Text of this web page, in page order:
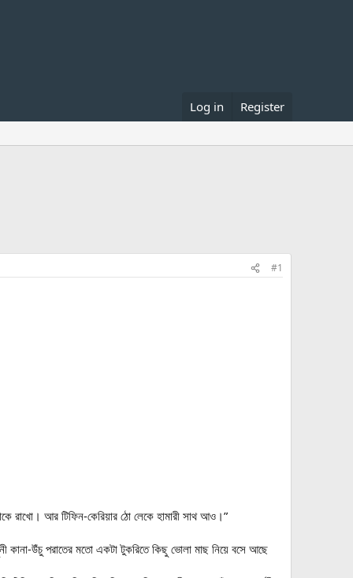
Log in Register
#1
রাখো। আর টিফিন-কেরিয়ার ঠো লেকে হামারী সাথ আও।”
কানা-উঁচু পরাতের মতো একটা টুকরিতে কিছু ভোলা মাছ নিয়ে বসে আছে